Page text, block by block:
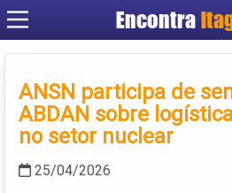
Encontra
Criar
ANSN participa de
ABDAN sobre
no setor nuclear
25/04/2026